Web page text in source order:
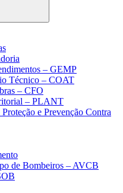
– GEMP
Técnico – COAT
– CFO
– PLANT
e Prevenção Contra
de Bombeiros – AVCB